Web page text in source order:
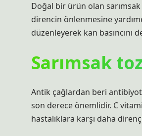
Doğal bir ürün olan
direncin önlenmesine
düzenleyerek kan basıncını
Sarımsak
Antik çağlardan beri
son derece önemlidir. C
hastalıklara karşı daha